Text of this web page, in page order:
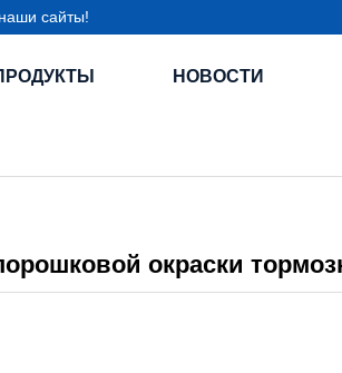
сайты!
НОВОСТИ
окраски